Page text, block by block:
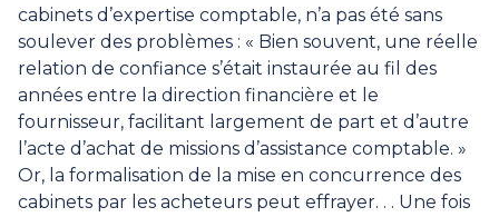
cabinets d’expertise comptable, n’a pas été sans
soulever des problèmes : « Bien souvent, une réelle
relation de confiance s’était instaurée au fil des
années entre la direction financière et le
fournisseur, facilitant largement de part et d’autre
l’acte d’achat de missions d’assistance comptable. »
Or, la formalisation de la mise en concurrence des
cabinets par les acheteurs peut effrayer. . . Une fois